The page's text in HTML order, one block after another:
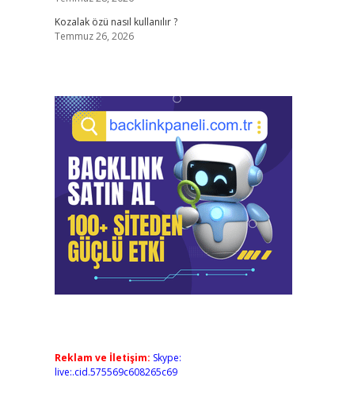
Kozalak özü nasıl kullanılır ?
Temmuz 26, 2026
Reklam ve İletişim: Skype:
live:.cid.575569c608265c69